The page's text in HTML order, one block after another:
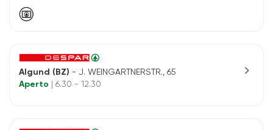
Algund (BZ) - J. WEINGARTNERSTR., 65
Aperto
| 6.30 - 12.30
chevron_right